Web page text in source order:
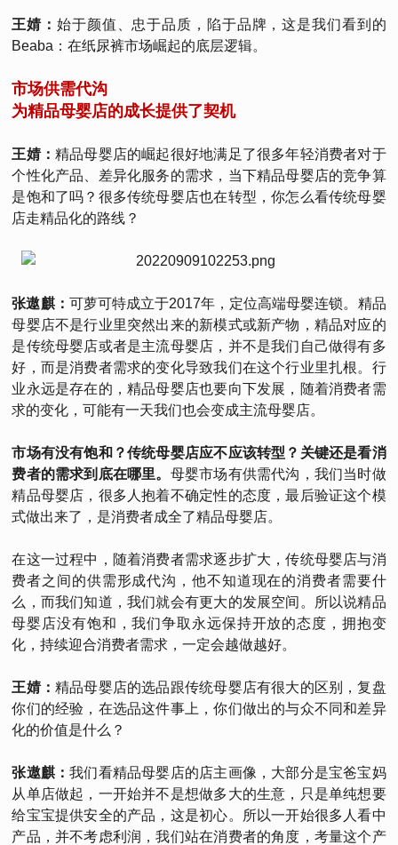
王婧：始于颜值、忠于品质，陷于品牌，这是我们看到的
Beaba：在纸尿裤市场崛起的底层逻辑。
市场供需代沟
为精品母婴店的成长提供了契机
王婧：精品母婴店的崛起很好地满足了很多年轻消费者对于
个性化产品、差异化服务的需求，当下精品母婴店的竞争算
是饱和了吗？很多传统母婴店也在转型，你怎么看传统母婴
店走精品化的路线？
张遨麒： 可萝可特成立于2017年，定位高端母婴连锁。精品
母婴店不是行业里突然出来的新模式或新产物，精品对应的
是传统母婴店或者是主流母婴店，并不是我们自己做得有多
好，而是消费者需求的变化导致我们在这个行业里扎根。行
业永远是存在的，精品母婴店也要向下发展，随着消费者需
求的变化，可能有一天我们也会变成主流母婴店。
市场有没有饱和？传统母婴店应不应该转型？关键还是看消
费者的需求到底在哪里。 母婴市场有供需代沟，我们当时做
精品母婴店，很多人抱着不确定性的态度，最后验证这个模
式做出来了，是消费者成全了精品母婴店。
在这一过程中，随着消费者需求逐步扩大，传统母婴店与消
费者之间的供需形成代沟，他不知道现在的消费者需要什
么，而我们知道，我们就会有更大的发展空间。所以说精品
母婴店没有饱和，我们争取永远保持开放的态度，拥抱变
化，持续迎合消费者需求，一定会越做越好。
王婧：精品母婴店的选品跟传统母婴店有很大的区别，复盘
你们的经验，在选品这件事上，你们做出的与众不同和差异
化的价值是什么？
张遨麒：我们看精品母婴店的店主画像，大部分是宝爸宝妈
从单店做起，一开始并不是想做多大的生意，只是单纯想要
给宝宝提供安全的产品，这是初心。所以一开始很多人看中
产品，并不考虑利润，我们站在消费者的角度，考量这个产